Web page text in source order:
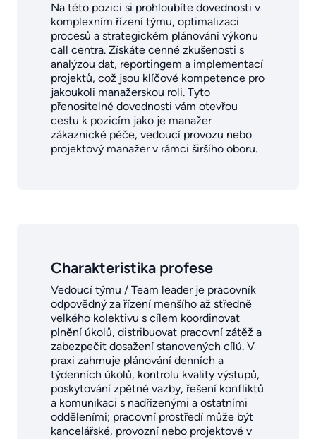
Na této pozici si prohloubíte dovednosti v
komplexním řízení týmu, optimalizaci
procesů a strategickém plánování výkonu
call centra. Získáte cenné zkušenosti s
analýzou dat, reportingem a implementací
projektů, což jsou klíčové kompetence pro
jakoukoli manažerskou roli. Tyto
přenositelné dovednosti vám otevřou
cestu k pozicím jako je manažer
zákaznické péče, vedoucí provozu nebo
projektový manažer v rámci širšího oboru.
Charakteristika profese
Vedoucí týmu / Team leader je pracovník
odpovědný za řízení menšího až středně
velkého kolektivu s cílem koordinovat
plnění úkolů, distribuovat pracovní zátěž a
zabezpečit dosažení stanovených cílů. V
praxi zahrnuje plánování denních a
týdenních úkolů, kontrolu kvality výstupů,
poskytování zpětné vazby, řešení konfliktů
a komunikaci s nadřízenými a ostatními
odděleními; pracovní prostředí může být
kancelářské, provozní nebo projektové v